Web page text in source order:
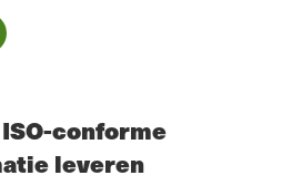
conforme
leveren